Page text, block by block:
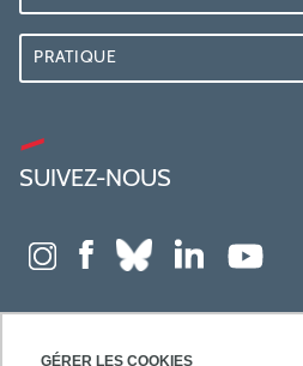
GÉRER LES COOKIES
PRATIQUE
SUIVEZ-NOUS